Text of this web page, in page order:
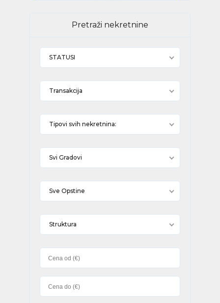
Pretraži nekretnine
STATUSI
Transakcija
Tipovi svih nekretnina:
Svi Gradovi
Sve Opstine
Struktura